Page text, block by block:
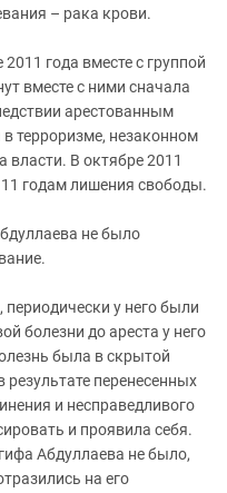
– рака крови.
2011 года вместе с группой
вместе с ними сначала
арестованным
терроризме, незаконном
власти. В октябре 2011
годам лишения свободы.
не было
у него были
болезни до ареста у него
была в скрытой
перенесенных
и несправедливого
и проявила себя.
Абдуллаева не было,
на его